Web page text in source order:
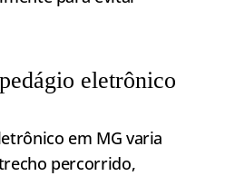
eletrônico
em MG varia
percorrido,